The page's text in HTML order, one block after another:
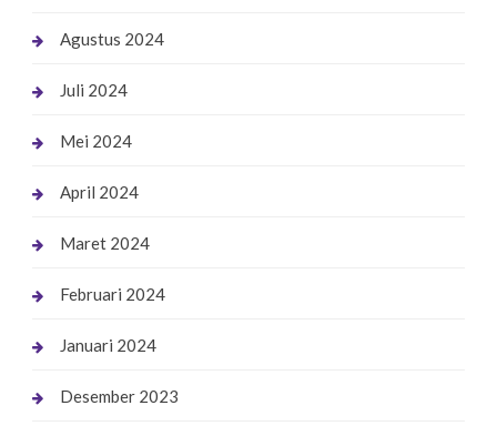
Agustus 2024
Juli 2024
Mei 2024
April 2024
Maret 2024
Februari 2024
Januari 2024
Desember 2023